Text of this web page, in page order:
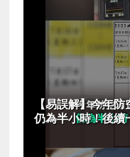
【易誤解】今年
仍為半小時！後續